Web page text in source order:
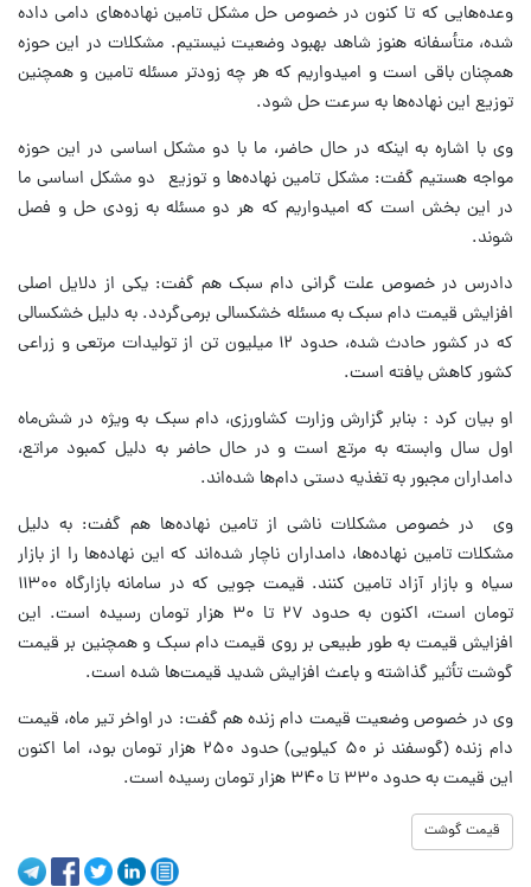
وعده‌هایی که تا کنون در خصوص حل مشکل تامین نهاده‌های دامی داده
شده، متأسفانه هنوز شاهد بهبود وضعیت نیستیم. مشکلات در این حوزه
همچنان باقی است و امیدواریم که هر چه زودتر مسئله تامین و همچنین
توزیع این نهاده‌ها به سرعت حل شود.
وی با اشاره به اینکه در حال حاضر، ما با دو مشکل اساسی در این حوزه
مواجه هستیم گفت: مشکل تامین نهاده‌ها و توزیع دو مشکل اساسی ما
در این بخش است که امیدواریم که هر دو مسئله به زودی حل و فصل
شوند.
دادرس در خصوص علت گرانی دام سبک هم گفت: یکی از دلایل اصلی
افزایش قیمت دام سبک به مسئله خشکسالی برمی‌گردد. به دلیل خشکسالی
که در کشور حادث شده، حدود ۱۲ میلیون تن از تولیدات مرتعی و زراعی
کشور کاهش یافته است.
او بیان کرد : بنابر گزارش وزارت کشاورزی، دام سبک به ویژه در شش‌ماه
اول سال وابسته به مرتع است و در حال حاضر به دلیل کمبود مراتع،
دامداران مجبور به تغذیه دستی دام‌ها شده‌اند.
وی در خصوص مشکلات ناشی از تامین نهاده‌ها هم گفت: به دلیل
مشکلات تامین نهاده‌ها، دامداران ناچار شده‌اند که این نهاده‌ها را از بازار
سیاه و بازار آزاد تامین کنند. قیمت جویی که در سامانه بازارگاه ۱۱۳۰۰
تومان است، اکنون به حدود ۲۷ تا ۳۰ هزار تومان رسیده است. این
افزایش قیمت به طور طبیعی بر روی قیمت دام سبک و همچنین بر قیمت
گوشت تأثیر گذاشته و باعث افزایش شدید قیمت‌ها شده است.
وی در خصوص وضعیت قیمت دام زنده هم گفت: در اواخر تیر ماه، قیمت
دام زنده (گوسفند نر ۵۰ کیلویی) حدود ۲۵۰ هزار تومان بود، اما اکنون
این قیمت به حدود ۳۳۰ تا ۳۴۰ هزار تومان رسیده است.
قیمت گوشت